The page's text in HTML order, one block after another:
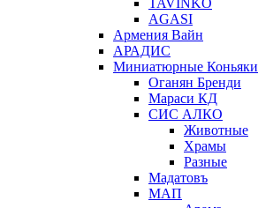
TAVINKO
AGASI
Армения Вайн
АРАДИС
Миниатюрные Коньяки
Оганян Бренди
Мараси КД
СИС АЛКО
Животные
Храмы
Разные
Мадатовъ
МАП